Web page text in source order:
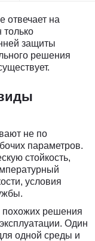
отвечает на
защиты
решения
не по
параметров.
стойкость,
условия
похожих решения
Один
одной среды и